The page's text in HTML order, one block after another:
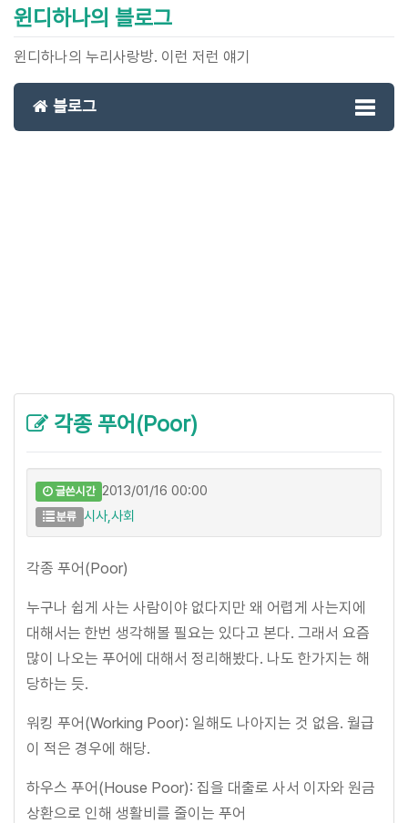
윈디하나의 블로그
윈디하나의 누리사랑방. 이런 저런 얘기
블로그
각종 푸어(Poor)
글쓴시간 2013/01/16 00:00
분류 시사,사회
각종 푸어(Poor)
누구나 쉽게 사는 사람이야 없다지만 왜 어렵게 사는지에
대해서는 한번 생각해볼 필요는 있다고 본다. 그래서 요즘
많이 나오는 푸어에 대해서 정리해봤다. 나도 한가지는 해
당하는 듯.
워킹 푸어(Working Poor): 일해도 나아지는 것 없음. 월급
이 적은 경우에 해당.
하우스 푸어(House Poor): 집을 대출로 사서 이자와 원금
상환으로 인해 생활비를 줄이는 푸어